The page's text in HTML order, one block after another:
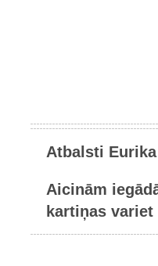
Atbalsti
Aicinām
kartiņas variet